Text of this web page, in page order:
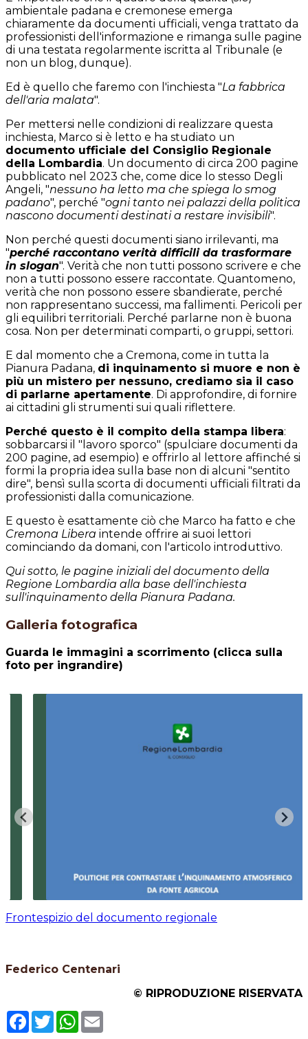
ambientale padana e cremonese emerga
chiaramente da documenti ufficiali, venga trattato da
professionisti dell'informazione e rimanga sulle pagine
di una testata regolarmente iscritta al Tribunale (e
non un blog, dunque).
Ed è quello che faremo con l'inchiesta "La fabbrica
dell'aria malata".
Per mettersi nelle condizioni di realizzare questa
inchiesta, Marco si è letto e ha studiato un
documento ufficiale del Consiglio Regionale
della Lombardia. Un documento di circa 200 pagine
pubblicato nel 2023 che, come dice lo stesso Degli
Angeli, "nessuno ha letto ma che spiega lo smog
padano", perché "ogni tanto nei palazzi della politica
nascono documenti destinati a restare invisibili".
Non perché questi documenti siano irrilevanti, ma
"perché raccontano verità difficili da trasformare
in slogan". Verità che non tutti possono scrivere e che
non a tutti possono essere raccontate. Quantomeno,
verità che non possono essere sbandierate, perché
non rappresentano successi, ma fallimenti. Pericoli per
gli equilibri territoriali. Perché parlarne non è buona
cosa. Non per determinati comparti, o gruppi, settori.
E dal momento che a Cremona, come in tutta la
Pianura Padana, di inquinamento si muore e non è
più un mistero per nessuno, crediamo sia il caso
di parlarne apertamente. Di approfondire, di fornire
ai cittadini gli strumenti sui quali riflettere.
Perché questo è il compito della stampa libera:
sobbarcarsi il "lavoro sporco" (spulciare documenti da
200 pagine, ad esempio) e offrirlo al lettore affinché si
formi la propria idea sulla base non di alcuni "sentito
dire", bensì sulla scorta di documenti ufficiali filtrati da
professionisti dalla comunicazione.
E questo è esattamente ciò che Marco ha fatto e che
Cremona Libera intende offrire ai suoi lettori
cominciando da domani, con l'articolo introduttivo.
Qui sotto, le pagine iniziali del documento della
Regione Lombardia alla base dell'inchiesta
sull'inquinamento della Pianura Padana.
Galleria fotografica
Guarda le immagini a scorrimento (clicca sulla
foto per ingrandire)
Frontespizio del documento regionale
Federico Centenari
© RIPRODUZIONE RISERVATA
Facebook
TwitterWhatsApp